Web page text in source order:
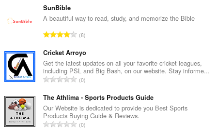
น
ร
ว
ม
ทั้
ง
ห
ด
:
น
ะ
น
น
ร
ว
ม
ทั้
ง
ห
SunBible
A beautiful way to read, study, and memorize the Bible
จำ
ว
น
ค
ะ
น
น
ร
ว
8
Cricket Arroyo
Get the latest updates on all your favorite cricket leagues,
including PSL and Big Bash, on our website. Stay informe...
จำ
ว
น
ค
ะ
0
The Athlima - Sports Products Guide
Our Website is dedicated to provide you Best Sports
Products Buying Guide & Reviews.
จำ
0